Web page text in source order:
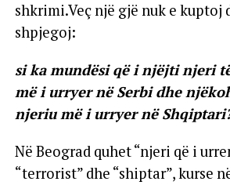
shkrimi.Veç një gjë nuk e kuptoj
shpjegoj:
si ka mundësi që i njëjti njeri
më i urryer në Serbi dhe
njeriu më i urryer në
Në Beograd quhet “njeri që i
“terrorist” dhe “shiptar”, kurse